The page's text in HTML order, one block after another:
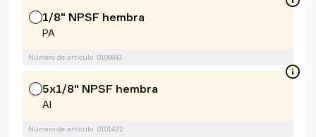
1/8" NPSF hembra
PA
Número de artículo: 0109843
5x1/8" NPSF hembra
Al
Número de artículo: 0101422